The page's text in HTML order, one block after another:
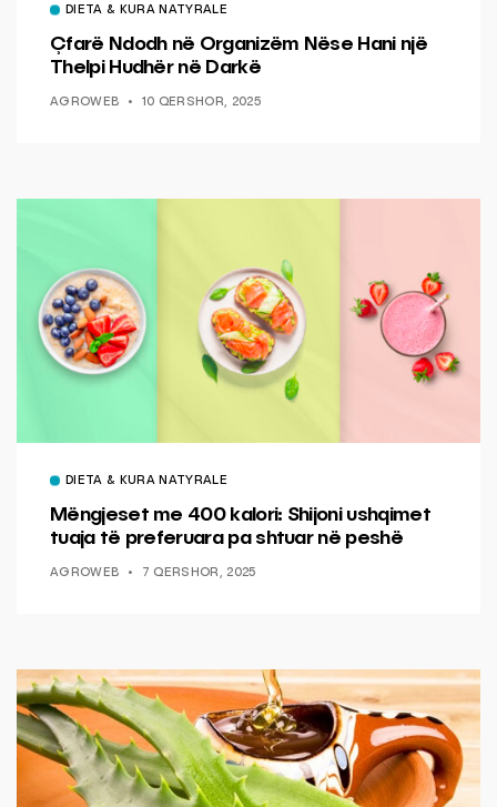
DIETA & KURA NATYRALE
Çfarë Ndodh në Organizëm Nëse Hani një
Thelpi Hudhër në Darkë
AGROWEB 10 QERSHOR, 2025
DIETA & KURA NATYRALE
Mëngjeset me 400 kalori: Shijoni ushqimet
tuaja të preferuara pa shtuar në peshë
AGROWEB 7 QERSHOR, 2025